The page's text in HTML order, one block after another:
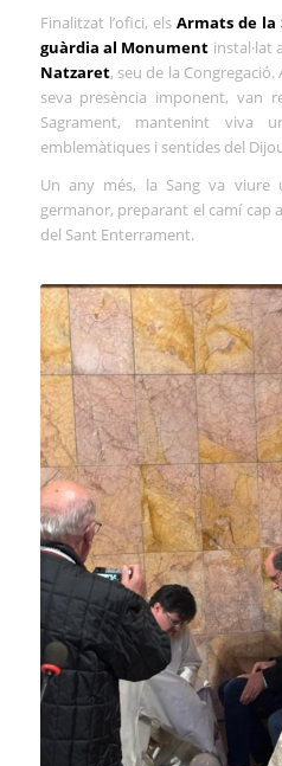
Finalitzat l’ofici, els Armats de la
guàrdia al Monument instal·lat
Natzaret, seu de la
seva presència imponent, van
Sagrament, mantenint viva
emblemàtiques i sentides del
Un any més, la Sang va viure
germanor, preparant el camí cap
del Sant Enterrament.